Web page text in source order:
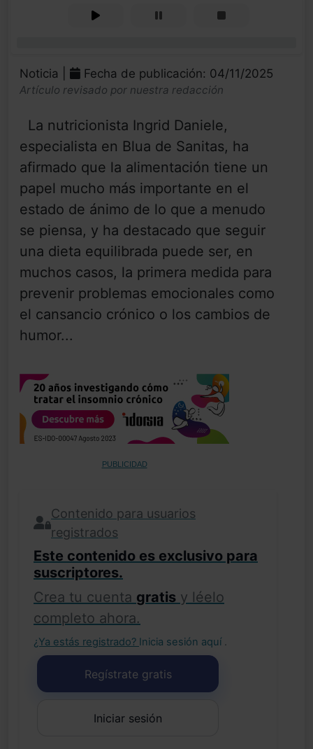
Noticia | Fecha de publicación: 04/11/2025
Artículo revisado por nuestra redacción
La nutricionista Ingrid Daniele,
especialista en Blua de Sanitas, ha
afirmado que la alimentación tiene un
papel mucho más importante en el
estado de ánimo de lo que a menudo
se piensa, y ha destacado que seguir
una dieta equilibrada puede ser, en
muchos casos, la primera medida para
prevenir problemas emocionales como
el cansancio crónico o los cambios de
humor...
PUBLICIDAD
Contenido para usuarios
registrados
Este contenido es exclusivo para
suscriptores.
Crea tu cuenta gratis y léelo
completo ahora.
¿Ya estás registrado? Inicia sesión aquí .
Regístrate gratis
Iniciar sesión